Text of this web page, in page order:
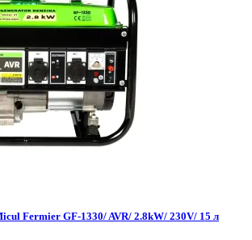
Fermier GF-1330/ AVR/ 2.8kW/ 230V/ 15 л